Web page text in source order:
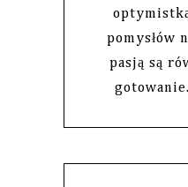
pomysłów
pasją są